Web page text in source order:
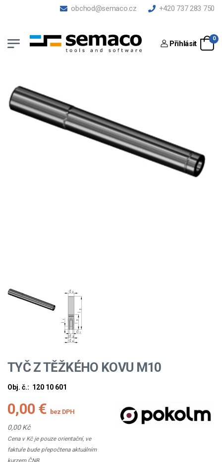
obchod@semaco.cz +420 737 283 750
Přihlásit
0
TYČ Z TĚŽKÉHO KOVU M10
Obj. č.: 120 10 601
0,00 € bez DPH
0,00 Kč
Cena v Kč je pouze orientační, ve
faktuře bude přepočtena aktuálním
kurzem ČNB